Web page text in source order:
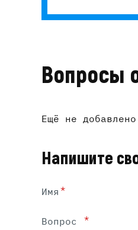
Вопросы
Ещё не
Напишите
Имя *
Вопрос *